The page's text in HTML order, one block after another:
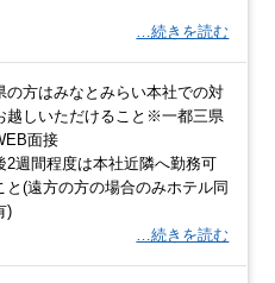
…続きを読む
の方はみなとみらい本社での対
越しいただけること※一都三県
面接
2週間程度は本社近隣へ勤務可
と(遠方の方の場合のみホテル同
)
…続きを読む